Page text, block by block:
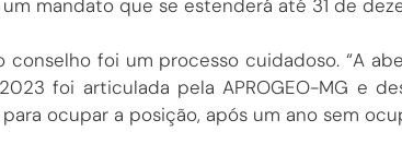
mandato que se estenderá até 31 de
foi um processo cuidadoso. “A
foi articulada pela APROGEO-MG e
ocupar a posição, após um ano sem